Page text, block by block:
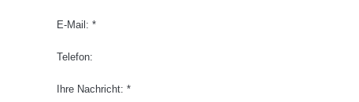
E-Mail: *
Telefon:
Ihre Nachricht: *